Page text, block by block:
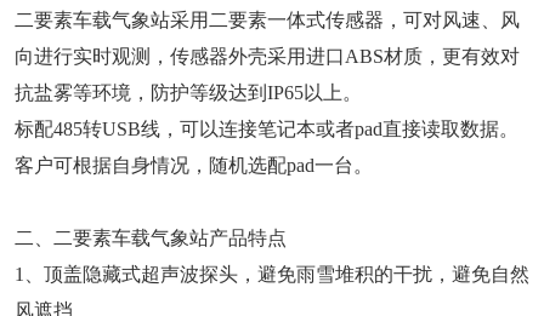
二要素车载气象站采用二要素一体式传感器，可对风速、风
向进行实时观测，传感器外壳采用进口ABS材质，更有效对
抗盐雾等环境，防护等级达到IP65以上。
标配485转USB线，可以连接笔记本或者pad直接读取数据。
客户可根据自身情况，随机选配pad一台。
二、二要素车载气象站产品特点
1、顶盖隐藏式超声波探头，避免雨雪堆积的干扰，避免自然
风遮挡